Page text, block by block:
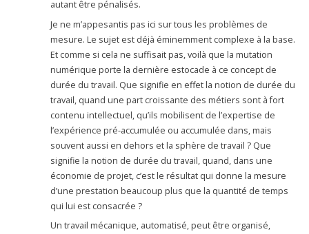
autant être pénalisés.
Je ne m’appesantis pas ici sur tous les problèmes de
mesure. Le sujet est déjà éminemment complexe à la base.
Et comme si cela ne suffisait pas, voilà que la mutation
numérique porte la dernière estocade à ce concept de
durée du travail. Que signifie en effet la notion de durée du
travail, quand une part croissante des métiers sont à fort
contenu intellectuel, qu’ils mobilisent de l’expertise de
l’expérience pré-accumulée ou accumulée dans, mais
souvent aussi en dehors et la sphère de travail ? Que
signifie la notion de durée du travail, quand, dans une
économie de projet, c’est le résultat qui donne la mesure
d’une prestation beaucoup plus que la quantité de temps
qui lui est consacrée ?
Un travail mécanique, automatisé, peut être organisé,